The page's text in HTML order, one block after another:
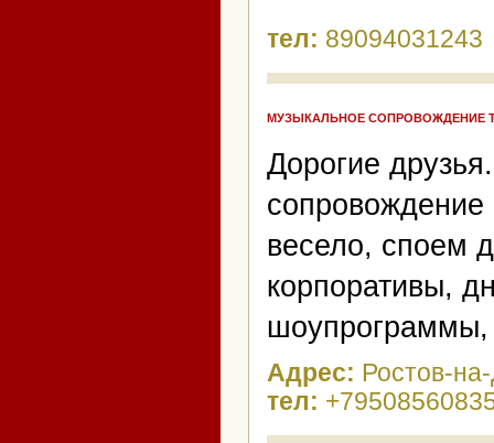
тел: 89094031243
МУЗЫКАЛЬНОЕ СОПРОВОЖДЕНИЕ
Дорогие
весело, споем
корпоративы,
Адрес: Ростов-
тел: